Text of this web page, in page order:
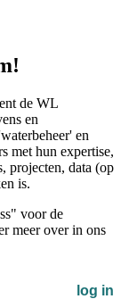
de WL
en
en
met hun expertise,
projecten, data (op
is.
voor de
meer over in ons
log in